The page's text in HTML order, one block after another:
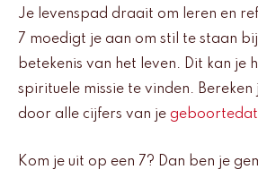
Je levenspad draait om leren en
7 moedigt je aan om stil te staan
betekenis van het leven. Dit kan je
spirituele missie te vinden. Bereken
door alle cijfers van je
Kom je uit op een 7? Dan ben je